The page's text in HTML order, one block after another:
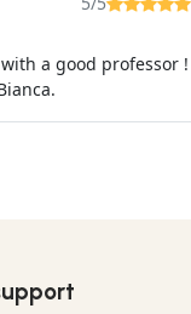
a good professor !